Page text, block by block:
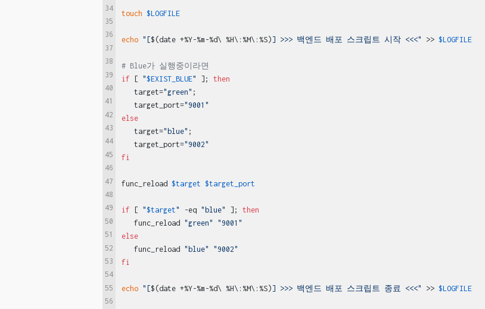
34
35
36
37
38
39
40
41
42
43
44
45
46
47
48
49
50
51
52
53
54
55
56
touch $LOGFILE
echo "[$(date +%Y-%m-%d\ %H\:%M\:%S)] >>> 백엔드 배포 스크립트 시작 <<<" >> $LOGFILE
# Blue가 실행중이라면
if [ "$EXIST_BLUE" ]; then
   target=
"green" ;
   target_port=
"9001"
else
   target=
"blue" ;
   target_port=
"9002"
fi
func_reload $target $target_port
if [ "$target" -eq "blue" ]; then
   func_reload
"green"
"9001"
else
   func_reload
"blue"
"9002"
fi
echo "[$(date +%Y-%m-%d\ %H\:%M\:%S)] >>> 백엔드 배포 스크립트 종료 <<<" >> $LOGFILE